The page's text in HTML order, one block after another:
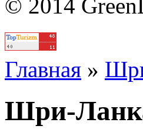
© 2014
Главная »
Шри-